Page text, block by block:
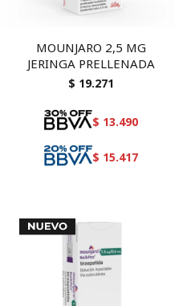
MOUNJARO 2,5 MG
JERINGA PRELLENADA
$ 19.271
$ 13.490
$ 15.417